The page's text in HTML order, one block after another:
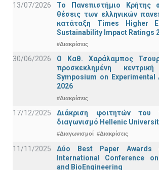
13/07/2026
Το Πανεπιστήμιο Κρήτης
θέσεις των ελληνικών
κατάταξη Times Higher
Sustainability Impact Ratings
#Διακρίσεις
30/06/2026
Ο Καθ. Χαράλαμπος
προσκεκλημένη
Symposium on Experimental
2026
#Διακρίσεις
17/12/2025
Διάκριση φοιτητών του
διαγωνισμό Hellenic
#Διαγωνισμοί #Διακρίσεις
11/11/2025
Δύο Best Paper Awards
International Conference
and BioEngineering